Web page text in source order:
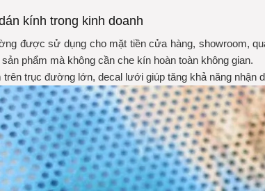
kính trong kinh doanh
được sử dụng cho mặt tiền cửa hàng, showroom,
phẩm mà không cần che kín hoàn toàn không gian.
trục đường lớn, decal lưới giúp tăng khả năng